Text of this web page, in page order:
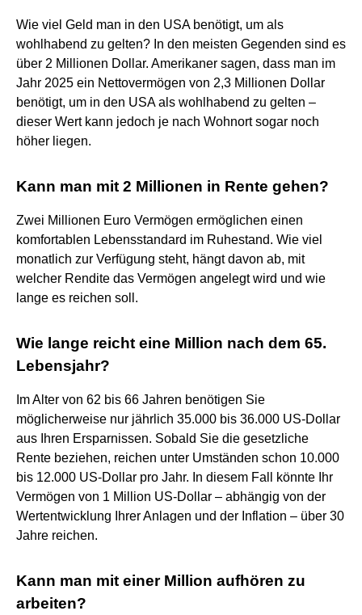
Wie viel Geld man in den USA benötigt, um als
wohlhabend zu gelten? In den meisten Gegenden sind es
über 2 Millionen Dollar. Amerikaner sagen, dass man im
Jahr 2025 ein Nettovermögen von 2,3 Millionen Dollar
benötigt, um in den USA als wohlhabend zu gelten –
dieser Wert kann jedoch je nach Wohnort sogar noch
höher liegen.
Kann man mit 2 Millionen in Rente gehen?
Zwei Millionen Euro Vermögen ermöglichen einen
komfortablen Lebensstandard im Ruhestand. Wie viel
monatlich zur Verfügung steht, hängt davon ab, mit
welcher Rendite das Vermögen angelegt wird und wie
lange es reichen soll.
Wie lange reicht eine Million nach dem 65.
Lebensjahr?
Im Alter von 62 bis 66 Jahren benötigen Sie
möglicherweise nur jährlich 35.000 bis 36.000 US-Dollar
aus Ihren Ersparnissen. Sobald Sie die gesetzliche
Rente beziehen, reichen unter Umständen schon 10.000
bis 12.000 US-Dollar pro Jahr. In diesem Fall könnte Ihr
Vermögen von 1 Million US-Dollar – abhängig von der
Wertentwicklung Ihrer Anlagen und der Inflation – über 30
Jahre reichen.
Kann man mit einer Million aufhören zu
arbeiten?